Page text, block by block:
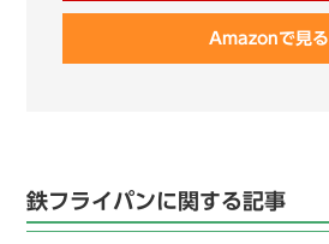
Amazonで見る
鉄フライパンに関する記事